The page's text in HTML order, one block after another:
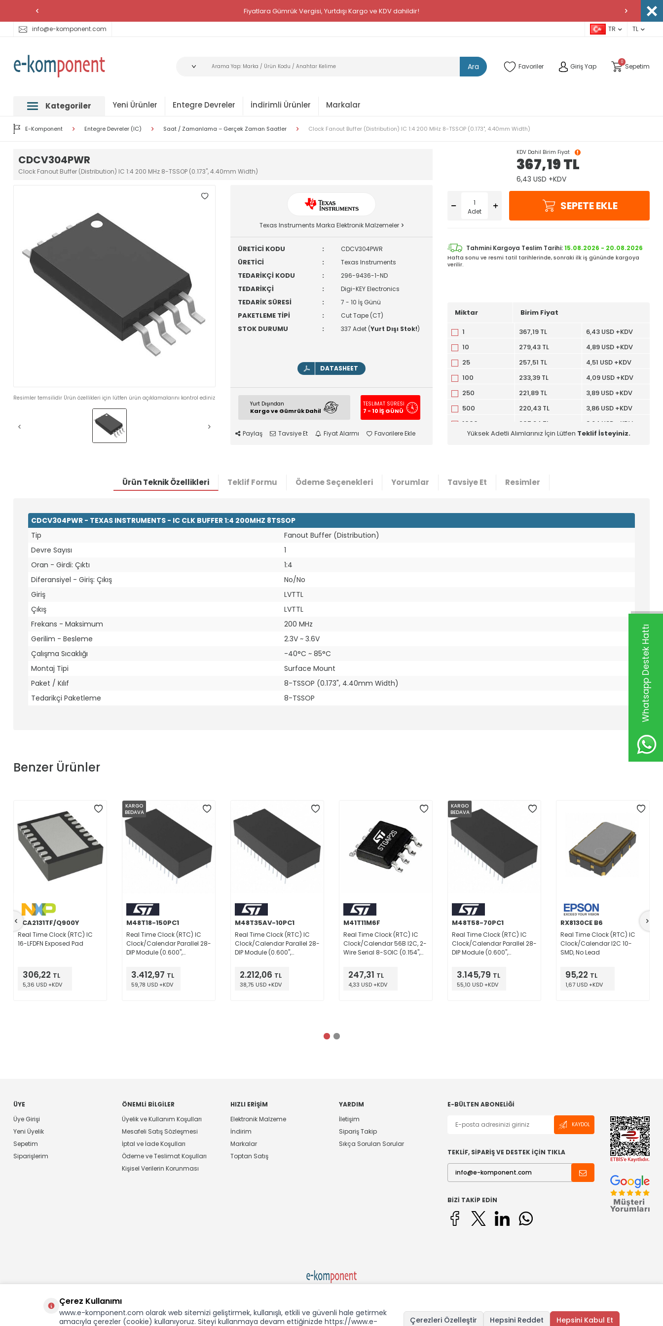
Whatsapp Destek Hattı
Fiyatlara Gümrük Vergisi, Yurtdışı Kargo ve KDV dahildir!
info@e-komponent.com TR TL
Ara Favoriler Giriş Yap
0
Sepetim
Kategoriler Yeni Ürünler Entegre Devreler İndirimli Ürünler Markalar
E-Komponent Entegre Devreler (IC) Saat / Zamanlama – Gerçek Zaman Saatler Clock Fanout Buffer (Distribution) IC 1:4 200 MHz 8-TSSOP (0.173", 4.40mm Width)
CDCV304PWR
Clock Fanout Buffer (Distribution) IC 1:4 200 MHz 8-TSSOP (0.173", 4.40mm Width)
Resimler temsilidir Ürün özellikleri için lütfen ürün açıklamalarını kontrol ediniz
Texas Instruments Marka Elektronik Malzemeler
ÜRETİCİ KODU : CDCV304PWR
ÜRETİCİ : Texas Instruments
TEDARİKÇİ KODU : 296-9436-1-ND
TEDARİKÇİ : Digi-KEY Electronics
TEDARİK SÜRESİ : 7 - 10 İş Günü
PAKETLEME TİPİ : Cut Tape (CT)
STOK DURUMU : 337 Adet (Yurt Dışı Stok!)
DATASHEET
Yurt Dışından
Kargo ve Gümrük Dahil
TESLİMAT SÜRESİ
7 - 10 İŞ GÜNÜ
Paylaş Tavsiye Et Fiyat Alarmı Favorilere Ekle
KDV Dahil Birim Fiyat
367,19TL
6,43 USD +KDV
Adet SEPETE EKLE
Tahmini Kargoya Teslim Tarihi:15.08.2026 - 20.08.2026
Hafta sonu ve resmi tatil tarihlerinde, sonraki ilk iş gününde kargoya
verilir.
Miktar Birim Fiyat
1 367,19 TL
6,43 USD +KDV
10
279,43 TL
4,89 USD +KDV
25
257,51 TL
4,51 USD +KDV
100
233,39 TL
4,09 USD +KDV
250
221,89 TL
3,89 USD +KDV
500
220,43 TL
3,86 USD +KDV
1000
207,94 TL
3,64 USD +KDV
Yüksek Adetli Alımlarınız İçin Lütfen Teklif İsteyiniz.
Ürün Teknik Özellikleri Teklif Formu Ödeme Seçenekleri Yorumlar Tavsiye Et Resimler
CDCV304PWR - TEXAS INSTRUMENTS - IC CLK BUFFER 1:4 200MHZ 8TSSOP
Tip
Fanout Buffer (Distribution)
Devre Sayısı
1
Oran - Girdi: Çıktı
1:4
Diferansiyel - Giriş: Çıkış
No/No
Giriş
LVTTL
Çıkış
LVTTL
Frekans - Maksimum
200 MHz
Gerilim - Besleme
2.3V ~ 3.6V
Çalışma Sıcaklığı
-40°C ~ 85°C
Montaj Tipi
Surface Mount
Paket / Kılıf
8-TSSOP (0.173", 4.40mm Width)
Tedarikçi Paketleme
8-TSSOP
Benzer Ürünler
PCA2131TF/Q900Y
Real Time Clock (RTC) IC
16-LFDFN Exposed Pad
306,22 TL
5,36 USD +KDV
KARGO
BEDAVA
M48T18-150PC1
Real Time Clock (RTC) IC
Clock/Calendar Parallel 28-
DIP Module (0.600",
3.412,97 TL
59,78 USD +KDV
M48T35AV-10PC1
Real Time Clock (RTC) IC
Clock/Calendar Parallel 28-
DIP Module (0.600",
2.212,06 TL
38,75 USD +KDV
M41T11M6F
Real Time Clock (RTC) IC
Clock/Calendar 56B I2C, 2-
Wire Serial 8-SOIC (0.154",
247,31 TL
4,33 USD +KDV
KARGO
BEDAVA
M48T58-70PC1
Real Time Clock (RTC) IC
Clock/Calendar Parallel 28-
DIP Module (0.600",
3.145,79 TL
55,10 USD +KDV
RX8130CE B6
Real Time Clock (RTC) IC
Clock/Calendar I2C 10-
SMD, No Lead
95,22 TL
1,67 USD +KDV
ÜYE
Üye Girişi
Yeni Üyelik
Sepetim
Siparişlerim
ÖNEMLI BILGILER
Üyelik ve Kullanım Koşulları
Mesafeli Satış Sözleşmesi
İptal ve İade Koşulları
Ödeme ve Teslimat Koşulları
Kişisel Verilerin Korunması
HIZLI ERIŞIM
Elektronik Malzeme
İndirim
Markalar
Toptan Satış
YARDIM
İletişim
Sipariş Takip
Sıkça Sorulan Sorular
E-BÜLTEN ABONELIĞI
KAYDOL
TEKLİF, SİPARİŞ VE DESTEK İÇİN TIKLA
BIZI TAKIP EDIN
Çerez Kullanımı
www.e-komponent.com olarak web sitemizi geliştirmek, kullanışlı, etkili ve güvenli hale getirmek
amacıyla çerezler (cookie) kullanıyoruz. Siteyi kullanmaya devam ettiğinizde https://www.e-
Çerezleri Özelleştir Hepsini Reddet Hepsini Kabul Et